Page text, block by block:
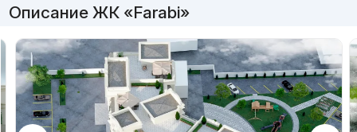
Описание ЖК «Farabi»